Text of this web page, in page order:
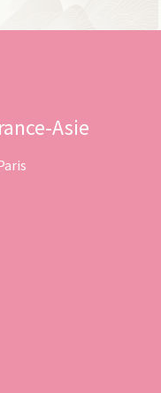
Asie